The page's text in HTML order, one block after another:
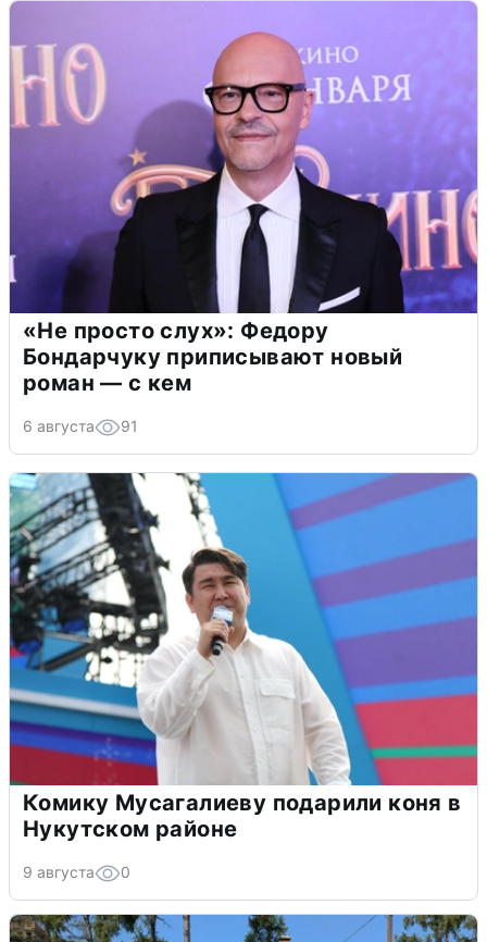
«Не просто слух»: Федору
Бондарчуку приписывают новый
роман — с кем
6 августа 91
Комику Мусагалиеву подарили коня в
Нукутском районе
9 августа 0